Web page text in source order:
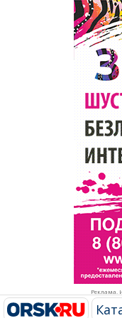
Реклама.
Рестораны, кафе,
Развлечения и отдых
Спорт Фитнес
Недвижимость
Красота
Популярное →